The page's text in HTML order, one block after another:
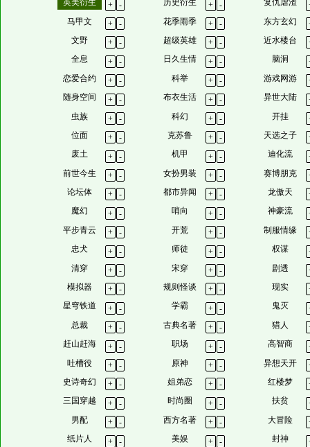
英美衍生
+ - 历史衍生 + - 复仇虐渣
马甲文
+ - 花季雨季 + - 东方玄幻
文野
+ - 超级英雄 + - 近水楼台
全息
+ - 日久生情 + - 脑洞
恋爱合约
+ - 科举 + - 游戏网游
随身空间
+ - 布衣生活 + - 异世大陆
虫族
+ - 科幻 + - 开挂
位面
+ - 克苏鲁 + - 天选之子
废土
+ - 机甲 + - 迪化流
前世今生
+ - 女扮男装 + - 赛博朋克
论坛体
+ - 都市异闻 + - 龙傲天
魔幻
+ - 哨向 + - 神豪流
平步青云
+ - 开荒 + - 制服情缘
忠犬
+ - 师徒 + - 权谋
清穿
+ - 宋穿 + - 剧透
模拟器
+ - 规则怪谈 + - 现实
星穹铁道
+ - 学霸 + - 鬼灭
总裁
+ - 古典名著 + - 猎人
赶山赶海
+ - 职场 + - 高智商
吐槽役
+ - 原神 + - 异想天开
史诗奇幻
+ - 姐弟恋 + - 红楼梦
三国穿越
+ - 时尚圈 + - 扶贫
男配
+ - 西方名著 + - 大冒险
纸片人
+ - 美娱 + - 封神